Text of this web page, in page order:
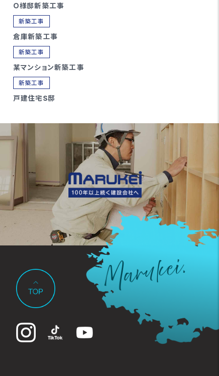
Ｏ様邸新築工事
新築工事
倉庫新築工事
新築工事
某マンション新築工事
新築工事
戸建住宅S邸